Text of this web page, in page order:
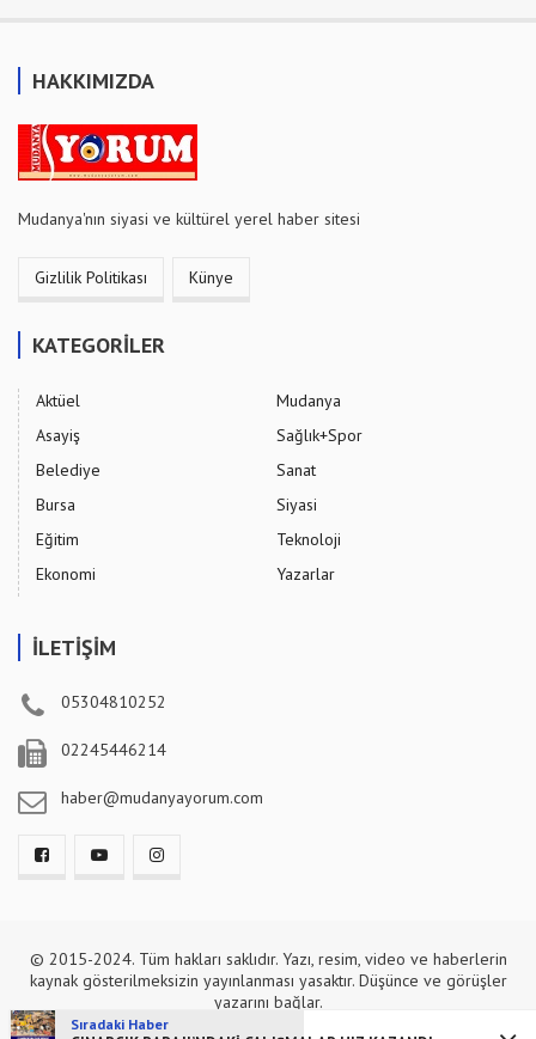
Sıradaki Haber
HAKKIMIZDA
Mudanya'nın siyasi ve kültürel yerel haber sitesi
Gizlilik Politikası Künye
KATEGORİLER
Aktüel
Asayiş
Belediye
Bursa
Eğitim
Ekonomi
Mudanya
Sağlık+Spor
Sanat
Siyasi
Teknoloji
Yazarlar
İLETİŞİM
05304810252
02245446214
haber@mudanyayorum.com
© 2015-2024. Tüm hakları saklıdır. Yazı, resim, video ve haberlerin
kaynak gösterilmeksizin yayınlanması yasaktır. Düşünce ve görüşler
yazarını bağlar.